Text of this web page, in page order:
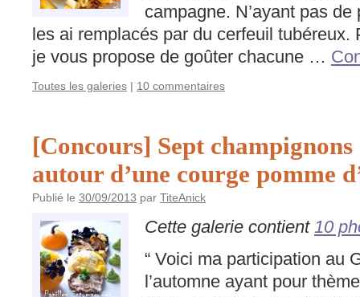
campagne. N’ayant pas
les ai remplacés par du cerfeuil tubéreux.
je vous propose de goûter chacune …
Toutes les galeries | 10 commentaires
[Concours] Sept champignons
autour d’une courge pomme
Publié le 30/09/2013 par TiteAnick
Cette galerie contient 10
“ Voici ma participation au
l’automne ayant pour